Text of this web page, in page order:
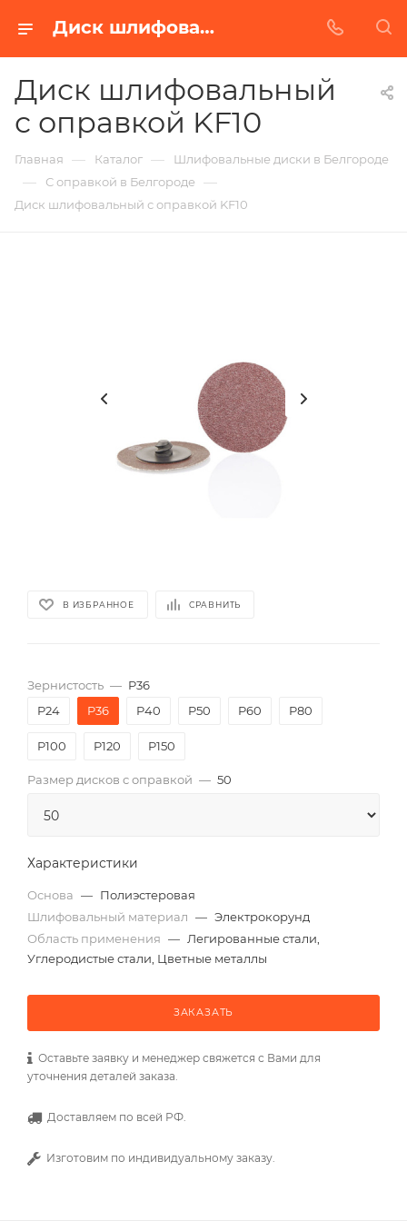
Диск шлифовальный с оправкой KF10 в Белгороде | Купить по недорогой цене от Абразивного Завода
Диск шлифовальный
с оправкой KF10
Главная — Каталог — Шлифовальные диски в Белгороде
— С оправкой в Белгороде —
Диск шлифовальный с оправкой KF10
В ИЗБРАННОЕ СРАВНИТЬ
Зернистость — P36
P24
P36 P40 P50 P60 P80
P100 P120 P150
Размер дисков с оправкой — 50
Характеристики
Основа — Полиэстеровая
Шлифовальный материал — Электрокорунд
Область применения — Легированные стали,
Углеродистые стали, Цветные металлы
ЗАКАЗАТЬ
Оставьте заявку и менеджер свяжется с Вами для
уточнения деталей заказа.
Доставляем по всей РФ.
Изготовим по индивидуальному заказу.